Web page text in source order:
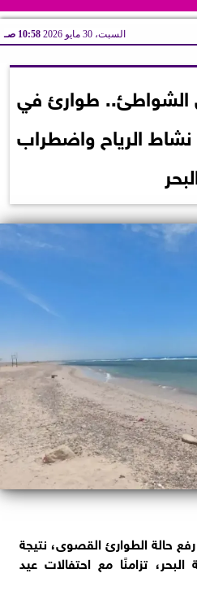
السبت، 30 مايو 2026 10:58 صـ
الشواطئ.. طوارئ في
الرياح واضطراب
حالة الطوارئ القصوى، نتيجة
تزامنًا مع احتفالات عيد